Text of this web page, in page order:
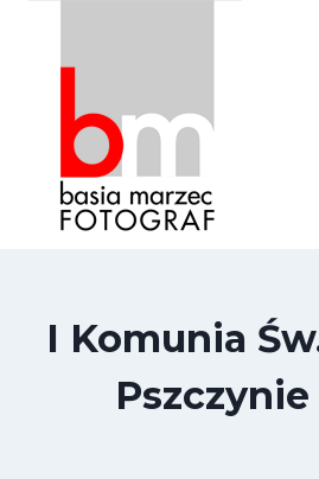
I Komunia
Pszczynie